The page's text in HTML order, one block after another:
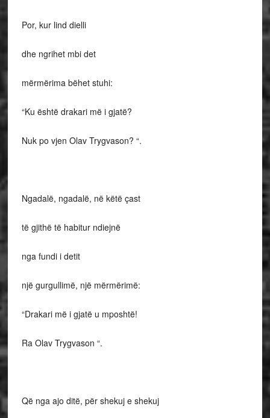
Por, kur lind dielli
dhe ngrihet mbi det
mërmërima bëhet stuhi:
“Ku është drakari më i gjatë?
Nuk po vjen Olav Trygvason? “.
Ngadalë, ngadalë, në këtë çast
të gjithë të habitur ndiejnë
nga fundi i detit
një gurgullimë, një mërmërimë:
“Drakari më i gjatë u mposhtë!
Ra Olav Trygvason “.
Që nga ajo ditë, për shekuj e shekuj